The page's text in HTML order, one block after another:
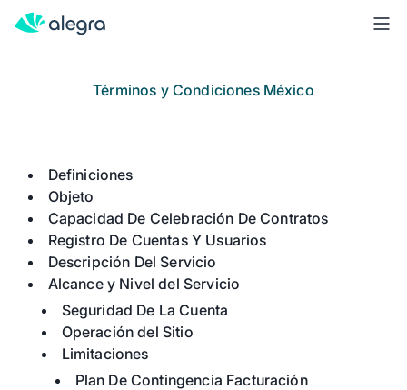
Inicio
MÁS SOLUCIONES PARA TU NEGOCIO
Facturación
Contabilidad
POS
Ingresa
Términos y Condiciones México
Definiciones
Objeto
Capacidad De Celebración De Contratos
Registro De Cuentas Y Usuarios
Descripción Del Servicio
Alcance y Nivel del Servicio
Seguridad De La Cuenta
Operación del Sitio
Limitaciones
Plan De Contingencia Facturación